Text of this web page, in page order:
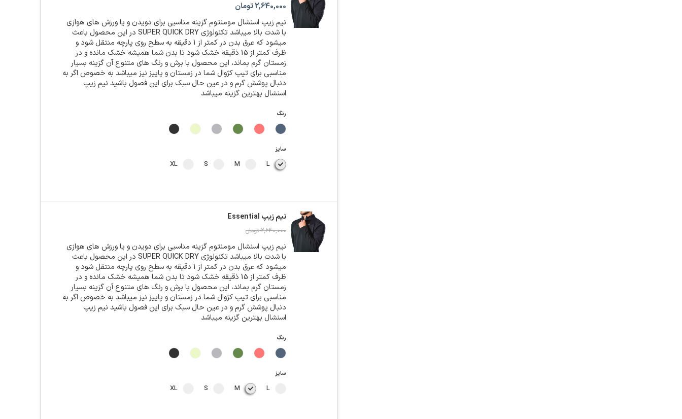
2,640,000تومان
نیم زیپ اسنشال مومنتوم گزینه مناسبی برای دویدن و یا ورزش های هوازی
با شدت بالا میباشد تکنولوژی SUPER QUICK DRY در این محصول باعث
میشود که عرق بدن در کمتر از 1 دقیقه به سطح روی پارچه منتقل شود و
ظرف کمتر از 15 ذقیقه خشک شود تا بدن شما همیشه خشک مانده و در
زمستان گرم بماند، این محصول با برش و رنگ های متنوع آن گزینه بسیار
مناسبی برای تیپ کژوال شما در زمستان و پاییز نیز میباشد به خصوص اگر به
دنبال پوشش گرم و در عین حال سبک برای این فصول باشید نیم زیپ
اسنشال بهترین گزینه میباشد
رنگ
سایز
L
M
S
XL
نیم زیپ Essential
2,640,000 تومان
نیم زیپ اسنشال مومنتوم گزینه مناسبی برای دویدن و یا ورزش های هوازی
با شدت بالا میباشد تکنولوژی SUPER QUICK DRY در این محصول باعث
میشود که عرق بدن در کمتر از 1 دقیقه به سطح روی پارچه منتقل شود و
ظرف کمتر از 15 ذقیقه خشک شود تا بدن شما همیشه خشک مانده و در
زمستان گرم بماند، این محصول با برش و رنگ های متنوع آن گزینه بسیار
مناسبی برای تیپ کژوال شما در زمستان و پاییز نیز میباشد به خصوص اگر به
دنبال پوشش گرم و در عین حال سبک برای این فصول باشید نیم زیپ
اسنشال بهترین گزینه میباشد
رنگ
سایز
L
M
S
XL